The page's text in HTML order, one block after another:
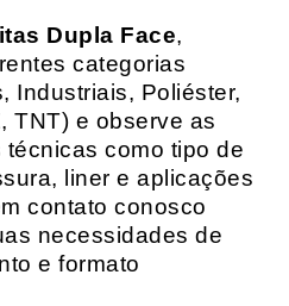
Dupla Face,
categorias
Industriais, Poliéster,
TNT) e observe as
como tipo de
liner e aplicações
contato conosco
necessidades de
e formato